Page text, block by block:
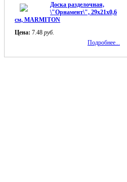
Доска разделочная,
\"Орнамент\", 29х21х0,6
см, MARMITON
Цена: 7.48 руб.
Подробнее...